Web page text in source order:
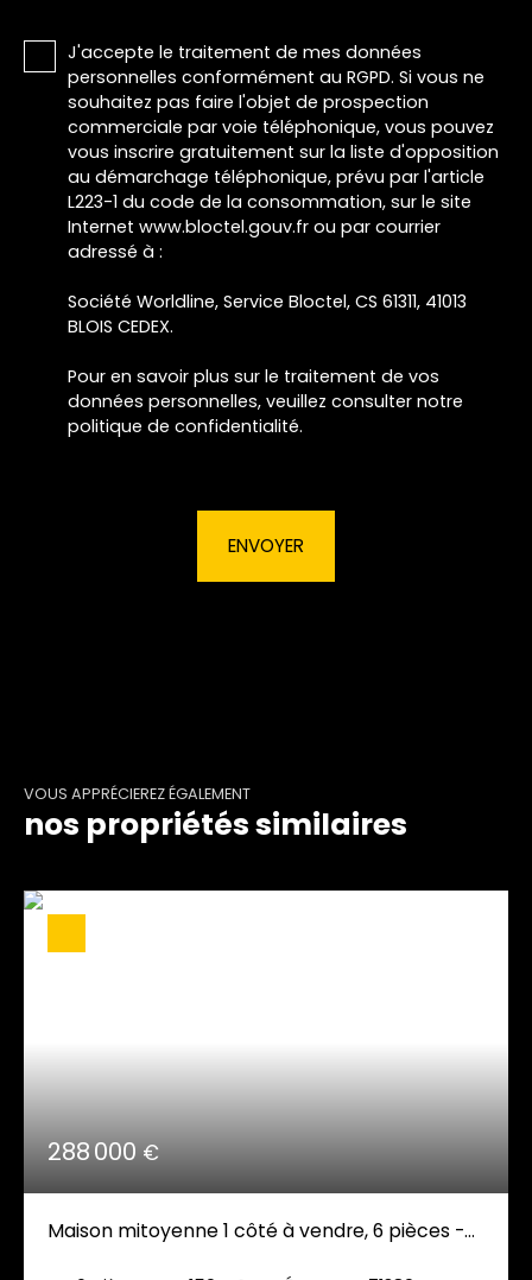
J'accepte le traitement de mes données
personnelles conformément au RGPD. Si vous ne
souhaitez pas faire l'objet de prospection
commerciale par voie téléphonique, vous pouvez
vous inscrire gratuitement sur la liste d'opposition
au démarchage téléphonique, prévu par l'article
L223-1 du code de la consommation, sur le site
Internet www.bloctel.gouv.fr ou par courrier
adressé à :
Société Worldline, Service Bloctel, CS 61311, 41013
BLOIS CEDEX.
Pour en savoir plus sur le traitement de vos
données personnelles, veuillez consulter notre
politique de confidentialité.
ENVOYER
VOUS APPRÉCIEREZ ÉGALEMENT
nos propriétés similaires
288 000 €
Maison mitoyenne 1 côté à vendre, 6 pièces -